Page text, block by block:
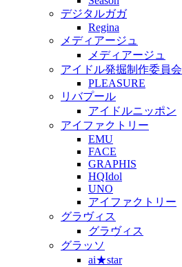
デジタルガガ
Regina
メディアージュ
メディアージュ
アイドル発掘制作委員会
PLEASURE
リバプール
アイドルニッポン
アイファクトリー
EMU
FACE
GRAPHIS
HQIdol
UNO
アイファクトリー
グラヴィス
グラヴィス
グラッソ
ai★star